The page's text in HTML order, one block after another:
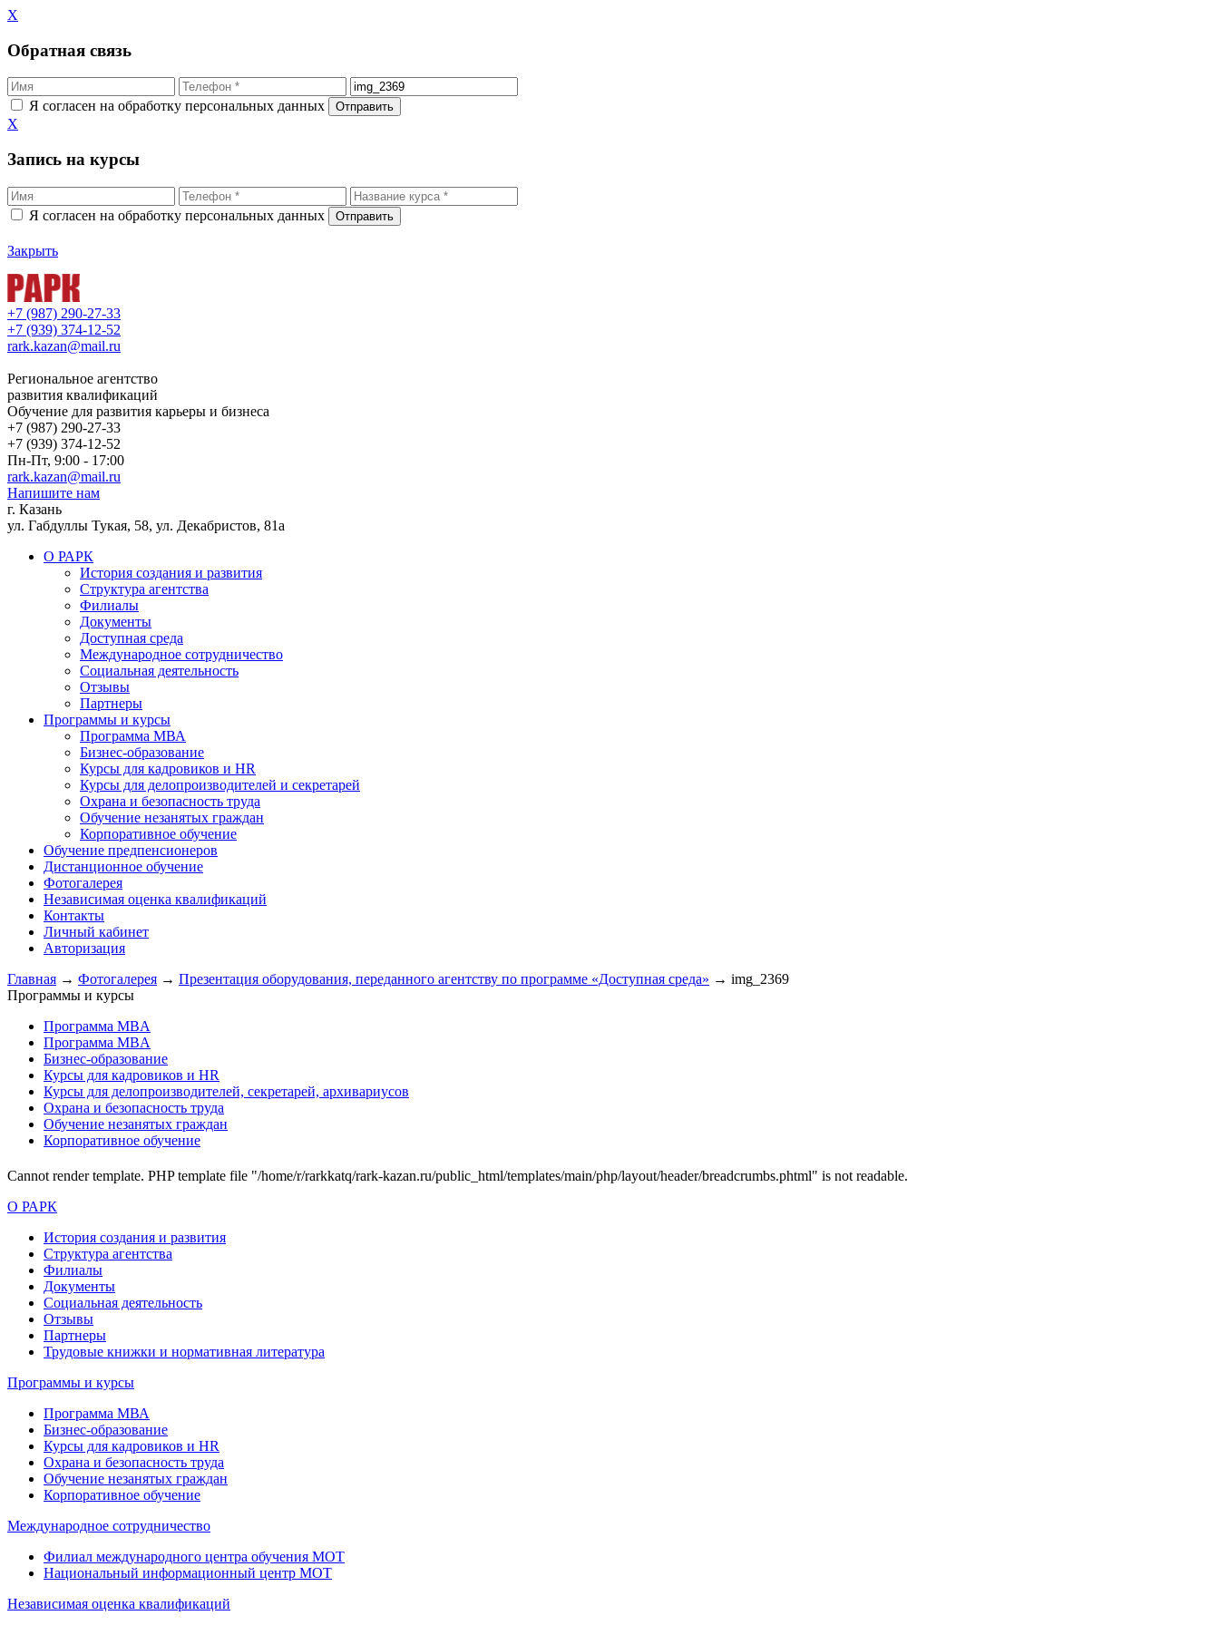
X
Обратная связь
Я согласен на обработку персональных данных
X
Запись на курсы
Я согласен на обработку персональных данных
Закрыть
+7 (987) 290-27-33
+7 (939) 374-12-52
rark.kazan@mail.ru
Региональное агентство
развития квалификаций
Обучение для развития карьеры и бизнеса
+7 (987) 290-27-33
+7 (939) 374-12-52
Пн-Пт, 9:00 - 17:00
rark.kazan@mail.ru
Напишите нам
г. Казань
ул. Габдуллы Тукая, 58, ул. Декабристов, 81а
О РАРК
История создания и развития
Структура агентства
Филиалы
Документы
Доступная среда
Международное сотрудничество
Социальная деятельность
Отзывы
Партнеры
Программы и курсы
Программа МВА
Бизнес-образование
Курсы для кадровиков и HR
Курсы для делопроизводителей и секретарей
Охрана и безопасность труда
Обучение незанятых граждан
Корпоративное обучение
Обучение предпенсионеров
Дистанционное обучение
Фотогалерея
Независимая оценка квалификаций
Контакты
Личный кабинет
Авторизация
Главная → Фотогалерея → Презентация оборудования, переданного агентству по программе «Доступная среда» → img_2369
Программы и курсы
Программа MBA
Программа MBA
Бизнес-образование
Курсы для кадровиков и HR
Курсы для делопроизводителей, секретарей, архивариусов
Охрана и безопасность труда
Обучение незанятых граждан
Корпоративное обучение
Cannot render template. PHP template file "/home/r/rarkkatq/rark-kazan.ru/public_html/templates/main/php/layout/header/breadcrumbs.phtml" is not readable.
О РАРК
История создания и развития
Структура агентства
Филиалы
Документы
Социальная деятельность
Отзывы
Партнеры
Трудовые книжки и нормативная литература
Программы и курсы
Программа МВА
Бизнес-образование
Курсы для кадровиков и HR
Охрана и безопасность труда
Обучение незанятых граждан
Корпоративное обучение
Международное сотрудничество
Филиал международного центра обучения МОТ
Национальный информационный центр МОТ
Независимая оценка квалификаций